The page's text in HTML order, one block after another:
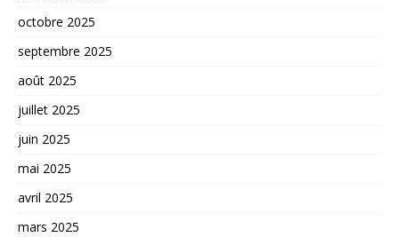
octobre 2025
septembre 2025
août 2025
juillet 2025
juin 2025
mai 2025
avril 2025
mars 2025